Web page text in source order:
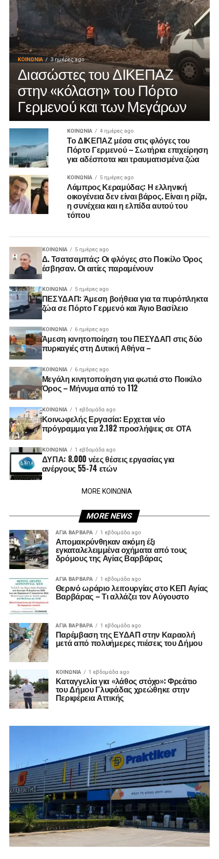
ΚΟΙΝΩΝΊΑ 3 ημέρες ago
Διασώστες του ΔΙΚΕΠΑΖ
στην «κόλαση» του Πόρτο
Γερμενού και των Μεγάρων
ΚΟΙΝΩΝΊΑ 4 ημέρες ago
Το ΔΙΚΕΠΑΖ μέσα στις φλόγες του
Πόρτο Γερμενού – Σωτήρια επιχείρηση
για αδέσποτα και τραυματισμένα ζώα
ΚΟΙΝΩΝΊΑ 5 ημέρες ago
Λάμπρος Κεραμύδας: Η ελληνική
οικογένεια δεν είναι βάρος. Είναι η ρίζα,
η συνέχεια και η ελπίδα αυτού του
τόπου
ΚΟΙΝΩΝΊΑ 5 ημέρες ago
Δ. Τσατσαμπάς: Οι φλόγες στο Ποικίλο Όρος
έσβησαν. Οι αιτίες παραμένουν
ΚΟΙΝΩΝΊΑ 5 ημέρες ago
ΠΕΣΥΔΑΠ: Άμεση βοήθεια για τα πυρόπληκτα
ζώα σε Πόρτο Γερμενό και Άγιο Βασίλειο
ΚΟΙΝΩΝΊΑ 6 ημέρες ago
Άμεση κινητοποίηση του ΠΕΣΥΔΑΠ στις δύο
πυρκαγιές στη Δυτική Αθήνα –
ΚΟΙΝΩΝΊΑ 6 ημέρες ago
Μεγάλη κινητοποίηση για φωτιά στο Ποικίλο
Όρος – Μήνυμα από το 112
ΚΟΙΝΩΝΊΑ 1 εβδομάδα ago
Κοινωφελής Εργασία: Ερχεται νέο
πρόγραμμα για 2.182 προσλήψεις σε ΟΤΑ
ΚΟΙΝΩΝΊΑ 1 εβδομάδα ago
ΔΥΠΑ: 8.000 νέες θέσεις εργασίας για
ανέργους 55-74 ετών
MORE ΚΟΙΝΩΝΙΑ
MORE NEWS
ΑΓΙΑ ΒΑΡΒΑΡΑ 1 εβδομάδα ago
Απομακρύνθηκαν ακόμη έξι
εγκαταλελειμμένα οχήματα από τους
δρόμους της Αγίας Βαρβάρας
ΑΓΙΑ ΒΑΡΒΑΡΑ 1 εβδομάδα ago
Θερινό ωράριο λειτουργίας στο ΚΕΠ Αγίας
Βαρβάρας – Τι αλλάζει τον Αύγουστο
ΑΓΙΑ ΒΑΡΒΑΡΑ 1 εβδομάδα ago
Παρέμβαση της ΕΥΔΑΠ στην Καραολή
μετά από πολυήμερες πιέσεις του Δήμου
ΚΟΙΝΩΝΊΑ 1 εβδομάδα ago
Καταγγελία για «λάθος στόχο»: Φρεάτιο
του Δήμου Γλυφάδας χρεώθηκε στην
Περιφέρεια Αττικής